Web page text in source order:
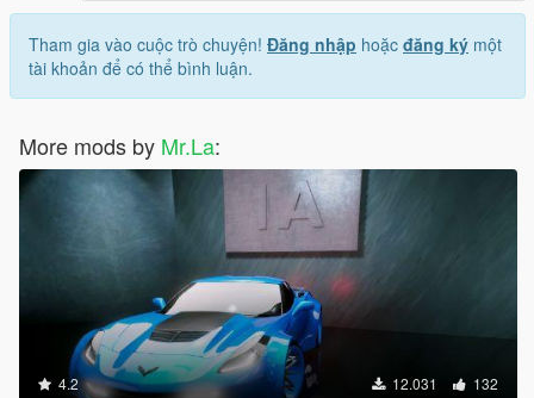
Tham gia vào cuộc trò chuyện! Đăng nhập hoặc đăng ký một
tài khoản để có thể bình luận.
More mods by Mr.La:
4.2 12.031 132